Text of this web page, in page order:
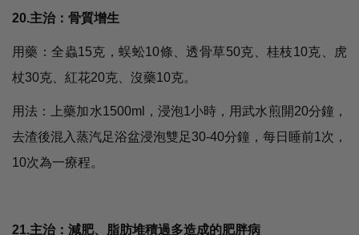
20.主治：骨質增生
用藥：全蟲15克，蜈蚣10條、透骨草50克、桂枝10克、虎
杖30克、紅花20克、沒藥10克。
用法：上藥加水1500ml，浸泡1小時，用武水煎開20分鐘，
去渣後混入蒸汽足浴盆浸泡雙足30-40分鐘，每日睡前1次，
10次為一療程。
21.主治：減肥、脂肪堆積過多造成的肥胖病